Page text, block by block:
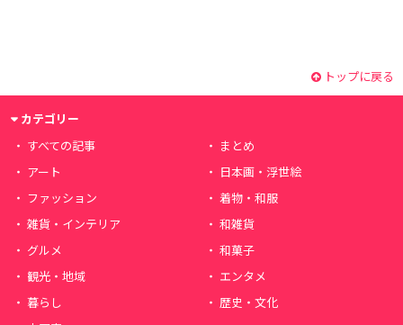
トップに戻る
カテゴリー
すべての記事
まとめ
アート
日本画・浮世絵
ファッション
着物・和服
雑貨・インテリア
和雑貨
グルメ
和菓子
観光・地域
エンタメ
暮らし
歴史・文化